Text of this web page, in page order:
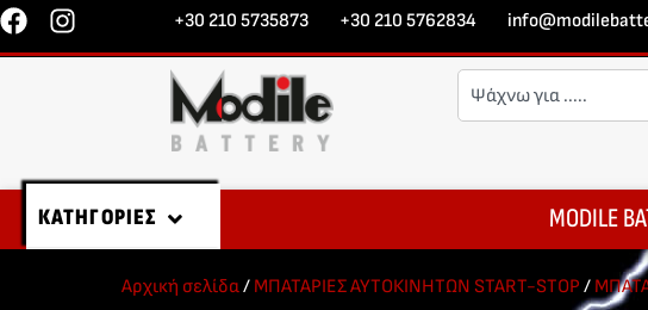
+30 210 5735873 +30 210 5762834
ΚΑΤΗΓΟΡΙΕΣ MODILE
Αρχική σελίδα/ ΜΠΑΤΑΡΙΕΣ ΑΥΤΟΚΙΝΗΤΩΝ START-STOP /